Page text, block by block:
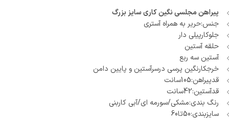
پیراهن مجلسی نگین کاری سایز بزرگ
جنس:حریر به همراه آستری
جلوکارپیلی دار
حلقه آستین
آستین سه ربع
خرجکارنگین پرسی درسرآستین و پایین دامن
قدپیراهن:105سانت
قدآستین:42سانت
رنگ بندی:مشکی/سورمه ای/آبی کاربنی
سایزبندی:50تا60